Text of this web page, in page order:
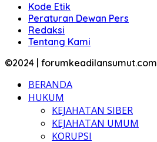
Kode Etik
Peraturan Dewan Pers
Redaksi
Tentang Kami
©2024 | forumkeadilansumut.com
BERANDA
HUKUM
KEJAHATAN SIBER
KEJAHATAN UMUM
KORUPSI